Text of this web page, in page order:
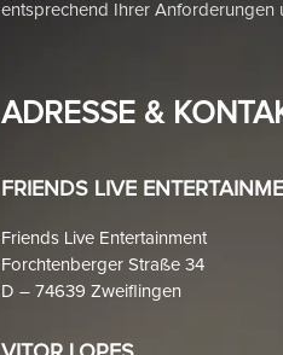
entsprechend Ihrer Anforderungen
ADRESSE &
FRIENDS LIVE
Friends Live Entertainment
Forchtenberger Straße 34
D – 74639 Zweiflingen